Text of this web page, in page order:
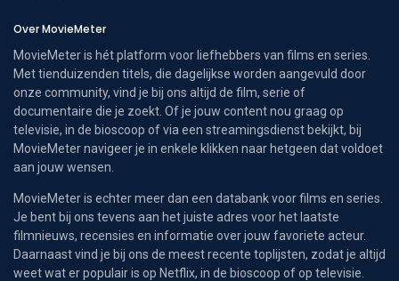
Over MovieMeter
MovieMeter is hét platform voor liefhebbers van films en series.
Met tienduizenden titels, die dagelijkse worden aangevuld door
onze community, vind je bij ons altijd de film, serie of
documentaire die je zoekt. Of je jouw content nou graag op
televisie, in de bioscoop of via een streamingsdienst bekijkt, bij
MovieMeter navigeer je in enkele klikken naar hetgeen dat voldoet
aan jouw wensen.
MovieMeter is echter meer dan een databank voor films en series.
Je bent bij ons tevens aan het juiste adres voor het laatste
filmnieuws, recensies en informatie over jouw favoriete acteur.
Daarnaast vind je bij ons de meest recente toplijsten, zodat je altijd
weet wat er populair is op Netflix, in de bioscoop of op televisie.